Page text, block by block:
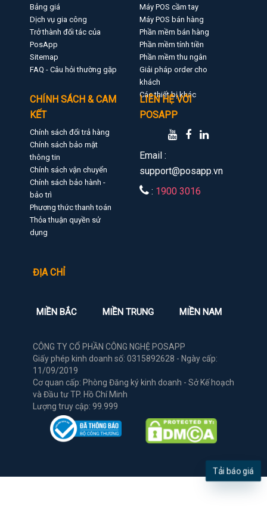
Bảng giá
Dịch vụ gia công
Trở thành đối tác của
PosApp
Sitemap
FAQ - Câu hỏi thường gặp
Máy POS cầm tay
Máy POS bán hàng
Phần mềm bán hàng
Phần mềm tính tiền
Phần mềm thu ngân
Giải pháp order cho
khách
Các thiết bị khác
CHÍNH SÁCH & CAM
KẾT
Chính sách đổi trả hàng
Chính sách bảo mật
thông tin
Chính sách vận chuyển
Chính sách bảo hành -
bảo trì
Phương thức thanh toán
Thỏa thuận quyền sử
dụng
LIÊN HỆ VỚI
POSAPP
Email :
support@posapp.vn
: 1900 3016
ĐỊA CHỈ
MIỀN BẮC MIỀN TRUNG MIỀN NAM
CÔNG TY CỔ PHẦN CÔNG NGHỆ POSAPP
Giấy phép kinh doanh số: 0315892628 - Ngày cấp:
11/09/2019
Cơ quan cấp: Phòng Đăng ký kinh doanh - Sở Kế hoạch
và Đầu tư TP. Hồ Chí Minh
Lượng truy cập: 99.999